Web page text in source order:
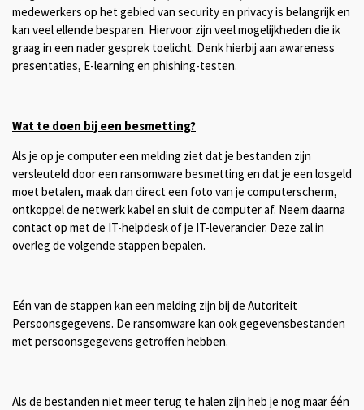
medewerkers op het gebied van security en privacy is belangrijk en
kan veel ellende besparen. Hiervoor zijn veel mogelijkheden die ik
graag in een nader gesprek toelicht. Denk hierbij aan awareness
presentaties, E-learning en phishing-testen.
Wat te doen bij een besmetting?
Als je op je computer een melding ziet dat je bestanden zijn
versleuteld door een ransomware besmetting en dat je een losgeld
moet betalen, maak dan direct een foto van je computerscherm,
ontkoppel de netwerk kabel en sluit de computer af. Neem daarna
contact op met de IT-helpdesk of je IT-leverancier. Deze zal in
overleg de volgende stappen bepalen.
Eén van de stappen kan een melding zijn bij de Autoriteit
Persoonsgegevens. De ransomware kan ook gegevensbestanden
met persoonsgegevens getroffen hebben.
Als de bestanden niet meer terug te halen zijn heb je nog maar één